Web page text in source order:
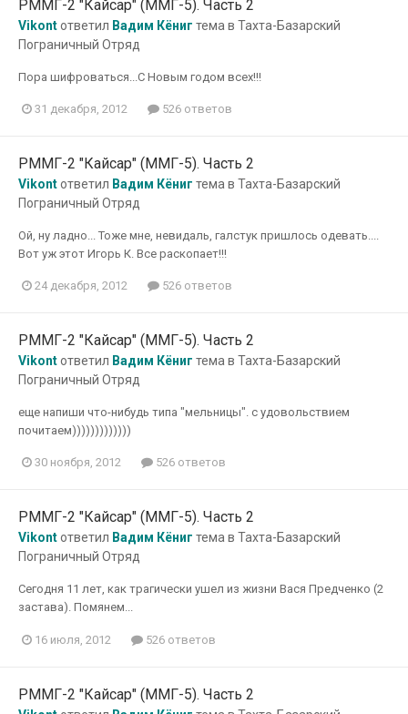
РММГ-2 "Кайсар" (ММГ-5). Часть 2
Vikontответил Вадим Кёниг тема в Тахта-Базарский
Пограничный Отряд
Пора шифроваться...С Новым годом всех!!!
31 декабря, 2012 526 ответов
РММГ-2 "Кайсар" (ММГ-5). Часть 2
Vikontответил Вадим Кёниг тема в Тахта-Базарский
Пограничный Отряд
Ой, ну ладно... Тоже мне, невидаль, галстук пришлось одевать....
Вот уж этот Игорь К. Все раскопает!!!
24 декабря, 2012 526 ответов
РММГ-2 "Кайсар" (ММГ-5). Часть 2
Vikontответил Вадим Кёниг тема в Тахта-Базарский
Пограничный Отряд
еще напиши что-нибудь типа "мельницы". с удовольствием
почитаем)))))))))))))
30 ноября, 2012 526 ответов
РММГ-2 "Кайсар" (ММГ-5). Часть 2
Vikontответил Вадим Кёниг тема в Тахта-Базарский
Пограничный Отряд
Сегодня 11 лет, как трагически ушел из жизни Вася Предченко (2
застава). Помянем...
16 июля, 2012 526 ответов
РММГ-2 "Кайсар" (ММГ-5). Часть 2